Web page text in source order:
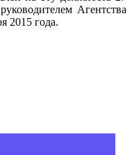
Агентства
2015 года.